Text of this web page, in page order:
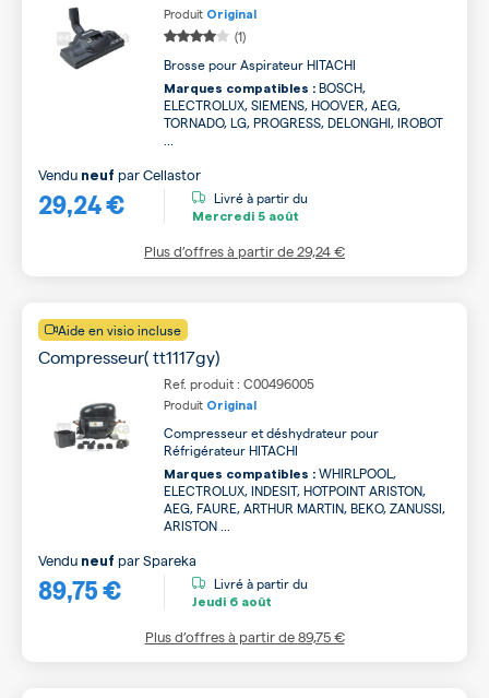
Produit Original
(1)
Brosse pour Aspirateur HITACHI
Marques compatibles : BOSCH,
ELECTROLUX, SIEMENS, HOOVER, AEG,
TORNADO, LG, PROGRESS, DELONGHI, IROBOT
29,24 €
Vendu neuf parCellastor
Livré à partir du
Mercredi 5 août
Plus d’offres à partir de29,24 €
Aide en visio incluse
Compresseur( tt1117gy)
Ref. produit : C00496005
Produit Original
Compresseur et déshydrateur pour
Réfrigérateur HITACHI
Marques compatibles : WHIRLPOOL,
ELECTROLUX, INDESIT, HOTPOINT ARISTON,
AEG, FAURE, ARTHUR MARTIN, BEKO, ZANUSSI,
ARISTON ...
89,75 €
Vendu neuf parSpareka
Livré à partir du
Jeudi 6 août
Plus d’offres à partir de89,75 €